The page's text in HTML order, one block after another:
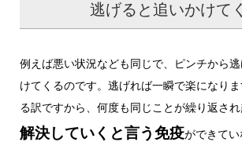
逃げると追いかけて
例えば悪い状況なども同じで、ピンチから
けてくるのです。逃げれば一瞬で楽になりま
る訳ですから、何度も同じことが繰り返され
解決していくと言う免疫ができて